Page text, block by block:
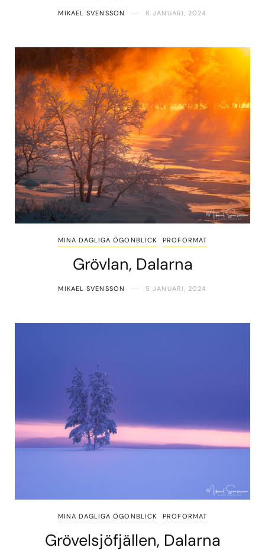
MIKAEL SVENSSON 6 JANUARI, 2024
MINA DAGLIGA ÖGONBLICK PROFORMAT
Grövlan, Dalarna
MIKAEL SVENSSON 5 JANUARI, 2024
MINA DAGLIGA ÖGONBLICK PROFORMAT
Grövelsjöfjällen, Dalarna